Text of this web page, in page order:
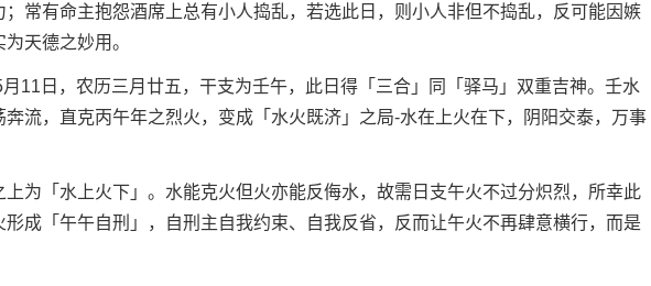
；常有命主抱怨酒席上总有小人捣乱，若选此日，则小人非但不捣乱，反可能因嫉
天德之妙用。
11日，农历三月廿五，干支为壬午，此日得「三合」同「驿马」双重吉神。壬水
奔流，直克丙午年之烈火，变成「水火既济」之局-水在上火在下，阴阳交泰，万事
上为「水上火下」。水能克火但火亦能反侮水，故需日支午火不过分炽烈，所幸此
形成「午午自刑」，自刑主自我约束、自我反省，反而让午火不再肆意横行，而是